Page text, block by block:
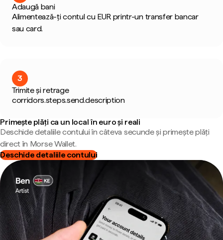
Adaugă bani
Alimentează-ți contul cu EUR printr-un transfer bancar
sau card.
3
Trimite și retrage
corridors.steps.send.description
Primește plăți ca un local în euro și reali
Deschide detaliile contului în câteva secunde și primește plăți
direct în Morse Wallet.
Deschide detaliile contului